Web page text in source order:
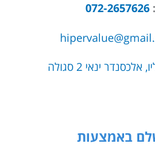
072-2657626
אלכסנדר ינאי 2 סגולה
באמצעות